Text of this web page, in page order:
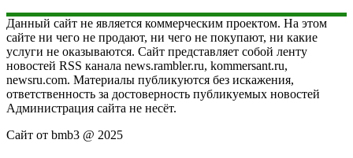
Данный сайт не является коммерческим проектом. На этом
сайте ни чего не продают, ни чего не покупают, ни какие
услуги не оказываются. Сайт представляет собой ленту
новостей RSS канала news.rambler.ru, kommersant.ru,
newsru.com. Материалы публикуются без искажения,
ответственность за достоверность публикуемых новостей
Администрация сайта не несёт.
Сайт от bmb3 @ 2025